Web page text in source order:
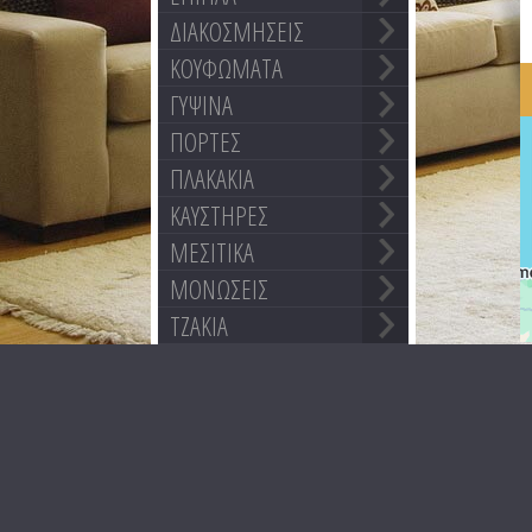
ΔΙΑΚΟΣΜΗΣΕΙΣ
ΚΟΥΦΩΜΑΤΑ
ΓΥΨΙΝΑ
ΠΟΡΤΕΣ
ΠΛΑΚΑΚΙΑ
ΚΑΥΣΤΗΡΕΣ
ΜΕΣΙΤΙΚΑ
ΜΟΝΩΣΕΙΣ
ΤΖΑΚΙΑ